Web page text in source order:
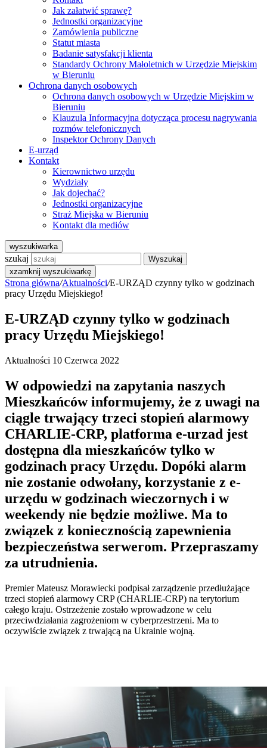
Jak załatwić sprawę?
Jednostki organizacyjne
Zamówienia publiczne
Statut miasta
Badanie satysfakcji klienta
Standardy Ochrony Małoletnich w Urzędzie Miejskim
w Bieruniu
Ochrona danych osobowych
Ochrona danych osobowych w Urzędzie Miejskim w
Bieruniu
Klauzula Informacyjna dotycząca procesu nagrywania
rozmów telefonicznych
Inspektor Ochrony Danych
E-urząd
Kontakt
Kierownictwo urzędu
Wydziały
Jak dojechać?
Jednostki organizacyjne
Straż Miejska w Bieruniu
Kontakt dla mediów
wyszukiwarka
szukaj
Wyszukaj
xzamknij wyszukiwarkę
Strona główna/Aktualności/E-URZĄD czynny tylko w godzinach
pracy Urzędu Miejskiego!
E-URZĄD czynny tylko w godzinach
pracy Urzędu Miejskiego!
Aktualności 10 Czerwca 2022
W odpowiedzi na zapytania naszych
Mieszkańców informujemy, że z uwagi na
ciągle trwający trzeci stopień alarmowy
CHARLIE-CRP, platforma e-urzad jest
dostępna dla mieszkańców tylko w
godzinach pracy Urzędu. Dopóki alarm
nie zostanie odwołany, korzystanie z e-
urzędu w godzinach wieczornych i w
weekendy nie będzie możliwe. Ma to
związek z koniecznością zapewnienia
bezpieczeństwa serwerom. Przepraszamy
za utrudnienia.
Premier Mateusz Morawiecki podpisał zarządzenie przedłużające
trzeci stopień alarmowy CRP (CHARLIE-CRP) na terytorium
całego kraju. Ostrzeżenie zostało wprowadzone w celu
przeciwdziałania zagrożeniom w cyberprzestrzeni. Ma to
oczywiście związek z trwającą na Ukrainie wojną.